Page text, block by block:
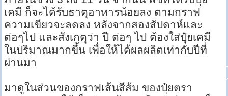
เคมี ก็จะได้รับธาตุอาหารน้อยลง ตามกราฟ
ความเขียวจะลดลง หลังจากสองสัปดาห์และ
ต่อๆไป และสังเกตุว่า ปี ต่อๆ ไป ต้องใส่ปุ๋ยเคมี
ในปริมาณมากขึ้น เพื่อให้ได้ผลผลิตเท่ากับปีที่
ผ่านมา
มาดูในส่วนของกราฟเส้นสีส้ม ของปุ๋ยตรา